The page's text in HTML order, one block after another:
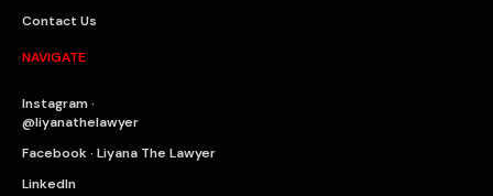
Contact Us
NAVIGATE
Instagram ·
@liyanathelawyer
Facebook · Liyana The Lawyer
LinkedIn